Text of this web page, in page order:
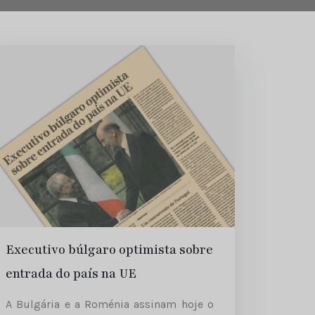
Executivo búlgaro optimista sobre
entrada do país na UE
A Bulgária e a Roménia assinam hoje o